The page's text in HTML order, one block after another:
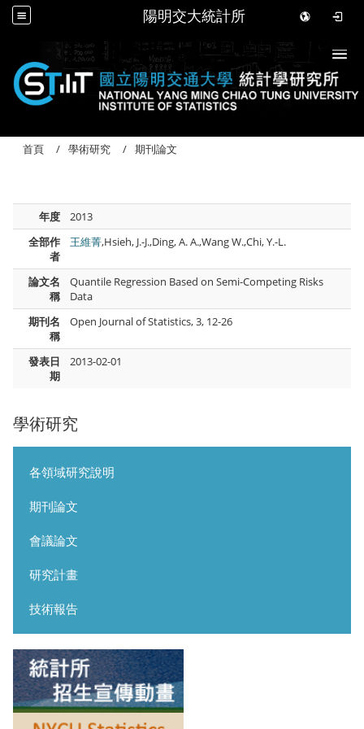
陽明交大統計所
學術研究
各領域研究說明
期刊論文
會議論文
研究計畫
技術報告
首頁 學術研究 期刊論文
年度
2013
全部作
者
王維菁,Hsieh, J.-J.,Ding, A. A.,Wang W.,Chi, Y.-L.
論文名
稱
Quantile Regression Based on Semi-Competing Risks
Data
期刊名
稱
Open Journal of Statistics, 3, 12-26
發表日
期
2013-02-01